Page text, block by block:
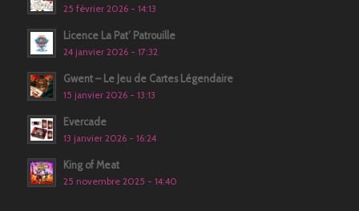
25 février 2026 - 14:13
Licence La Pat’ Patrouille
24 janvier 2026 - 17:32
Gwent – Le Jeu de Cartes Légendaire
15 janvier 2026 - 13:13
Evercade
13 janvier 2026 - 16:24
King of Meat
25 novembre 2025 - 14:40